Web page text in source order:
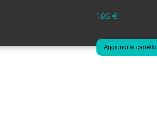
1,85 €
Aggiungi al carrello